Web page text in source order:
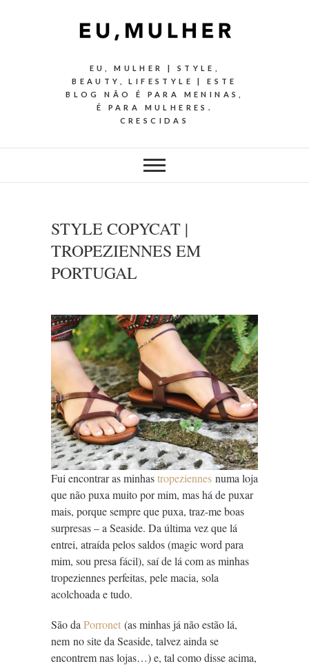
EU, MULHER | STYLE,
BEAUTY, LIFESTYLE | ESTE
BLOG NÃO É PARA MENINAS,
É PARA MULHERES.
CRESCIDAS
STYLE COPYCAT |
TROPEZIENNES EM
PORTUGAL
Fui encontrar as minhastropeziennes numa loja
que não puxa muito por mim, mas há de puxar
mais, porque sempre que puxa, traz-me boas
surpresas – a Seaside. Da última vez que lá
entrei, atraída pelos saldos (magic word para
mim, sou presa fácil), saí de lá com as minhas
tropeziennes perfeitas, pele macia, sola
acolchoada e tudo.
São daPorronet (as minhas já não estão lá,
nem no site da Seaside, talvez ainda se
encontrem nas lojas…) e, tal como disse acima,